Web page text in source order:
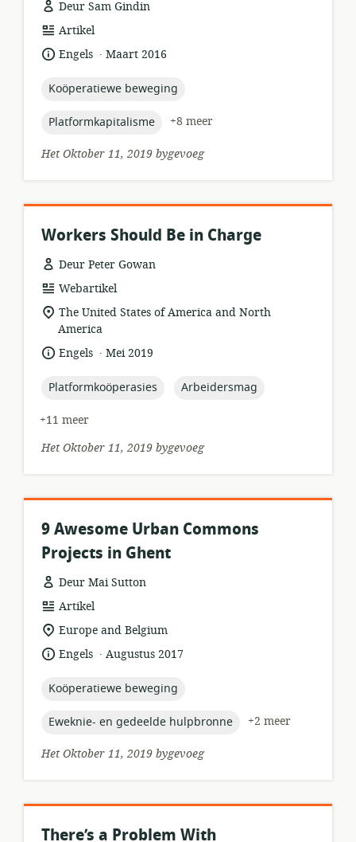
Deur Sam Gindin
hulpbronformaat:
Artikel
taal:Engels .
datumMaart 2016
topic:
Koöperatiewe beweging
topic:
Platformkapitalisme
+8 meer
Het Oktober 11, 2019 bygevoeg
Workers Should Be in Charge
Deur Peter Gowan
hulpbronformaat:
Webartikel
ligging
van
relevansie:
The United States of America and North
America
taal:Engels .
datumMei 2019
topic:
Platformkoöperasies topic:
Arbeidersmag
+11 meer
Het Oktober 11, 2019 bygevoeg
9 Awesome Urban Commons
Projects in Ghent
Deur Mai Sutton
hulpbronformaat:
Artikel
ligging
van
relevansie:
Europe and Belgium
taal:Engels .
datumAugustus 2017
topic:
Koöperatiewe beweging
topic:
Eweknie- en gedeelde hulpbronne
+2 meer
Het Oktober 11, 2019 bygevoeg
There’s a Problem With